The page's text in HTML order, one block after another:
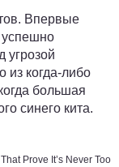
Впервые
успешно
угрозой
из когда-либо
большая
синего кита.
Prove It’s Never Too